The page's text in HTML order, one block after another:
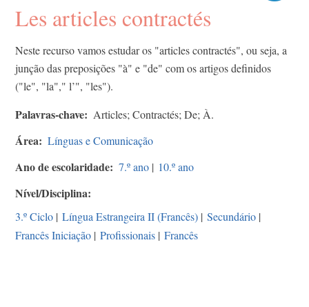
Les articles contractés
Neste recurso vamos estudar os "articles contractés", ou seja, a
junção das preposições "à" e "de" com os artigos definidos
("le", "la"," l’", "les").
Palavras-chave Articles; Contractés; De; À.
Área Línguas e Comunicação
Ano de escolaridade 7.º ano | 10.º ano
Nível/Disciplina
3.º Ciclo | Língua Estrangeira II (Francês) | Secundário |
Francês Iniciação | Profissionais | Francês